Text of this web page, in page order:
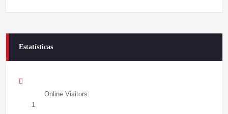
Estatísticas
Online Visitors:
1